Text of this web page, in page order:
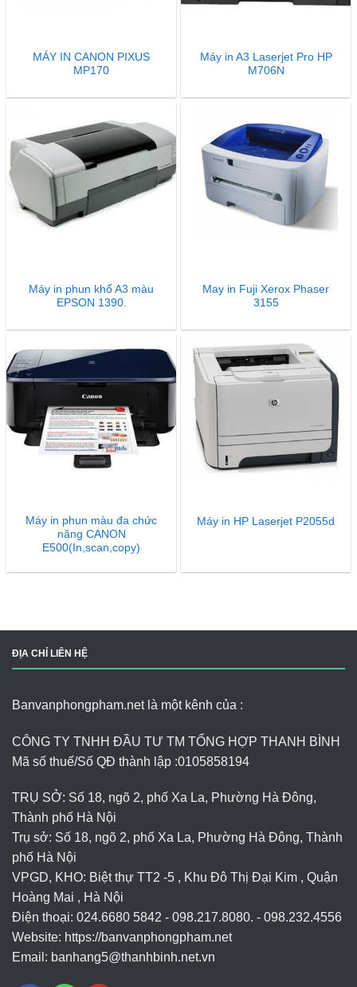
MÁY IN CANON PIXUS
MP170
Máy in A3 Laserjet Pro HP
M706N
Máy in phun khổ A3 màu
EPSON 1390.
May in Fuji Xerox Phaser
3155
Máy in phun màu đa chức
năng CANON
E500(In,scan,copy)
Máy in HP Laserjet P2055d
ĐỊA CHỈ LIÊN HỆ
Banvanphongpham.net là một kênh của :
CÔNG TY TNHH ĐẦU TƯ TM TỔNG HỢP THANH BÌNH
Mã số thuế/Số QĐ thành lập :0105858194
TRỤ SỞ: Số 18, ngõ 2, phố Xa La, Phường Hà Đông,
Thành phố Hà Nội
Trụ sở: Số 18, ngõ 2, phố Xa La, Phường Hà Đông, Thành
phố Hà Nội
VPGD, KHO: Biệt thự TT2 -5 , Khu Đô Thị Đại Kim , Quận
Hoàng Mai , Hà Nội
Điện thoại: 024.6680 5842 - 098.217.8080. - 098.232.4556
Website: https://banvanphongpham.net
Email: banhang5@thanhbinh.net.vn